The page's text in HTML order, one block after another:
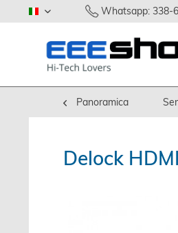
italiano Whatsapp: 338-
Panoramica
Delock